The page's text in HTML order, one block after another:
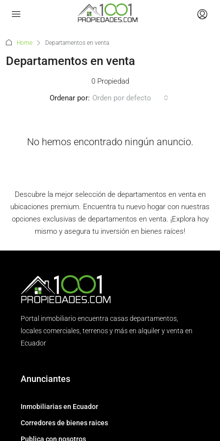
Home Departamentos en venta
Departamentos en venta
0 Propiedad
Ordenar por: Orden por defecto
No hemos encontrado ningún anuncio.
Descubre la mejor selección de departamentos en venta en
ubicaciones premium. Encuentra tu nuevo hogar con nuestras
opciones exclusivas de departamentos en venta. ¡Explora hoy
mismo y asegura tu inversión en bienes raíces!
Portal inmobiliario encuentra casas departamentos,
locales comerciales, terrenos y más en alquiler y venta en
Ecuador
Anunciantes
Inmobiliarias en Ecuador
Corredores de bienes raices
Publica con nosotros